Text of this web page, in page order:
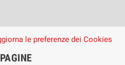
le preferenze dei Cookies
PAGINE